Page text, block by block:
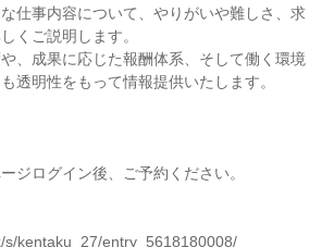
仕事内容について、やりがいや難しさ、求
くご説明します。
、成果に応じた報酬体系、そして働く環境
透明性をもって情報提供いたします。
ジログイン後、ご予約ください。
s/kentaku_27/entry_5618180008/